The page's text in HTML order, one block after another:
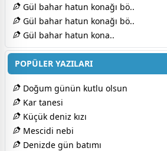
Gül bahar hatun konağı bö..
Gül bahar hatun konağı bö..
Gül bahar hatun kona..
POPÜLER YAZILARI
Doğum günün kutlu olsun
Kar tanesi
Küçük deniz kızı
Mescidi nebi
Denizde gün batımı